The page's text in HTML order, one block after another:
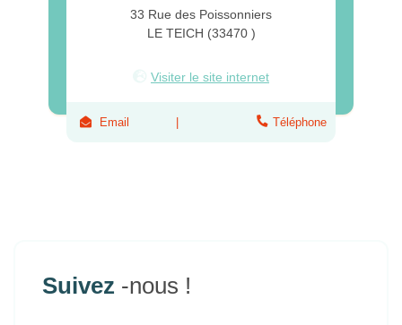
33 Rue des Poissonniers
LE TEICH (33470 )
Visiter le site internet
Email Téléphone
Suivez -nous !